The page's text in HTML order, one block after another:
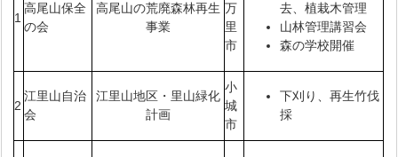
1
高尾山保全
の会
高尾山の荒廃森林再生
事業
万
里
市
去、植栽木管理
山林管理講習会
森の学校開催
2
江里山自治
会
江里山地区・里山緑化
計画
小
城
市
下刈り、再生竹伐
採